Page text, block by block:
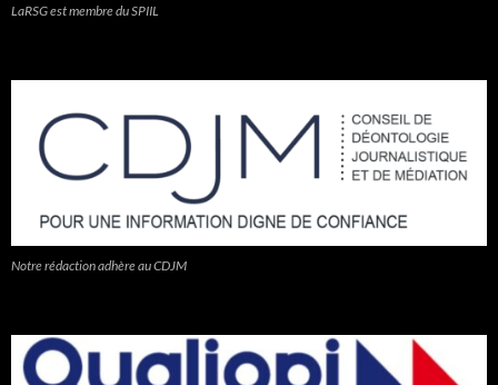
LaRSG est membre du SPIIL
Notre rédaction adhère au CDJM